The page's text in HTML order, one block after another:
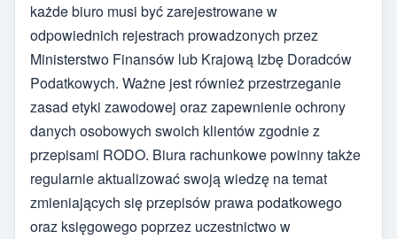
każde biuro musi być zarejestrowane w
odpowiednich rejestrach prowadzonych przez
Ministerstwo Finansów lub Krajową Izbę Doradców
Podatkowych. Ważne jest również przestrzeganie
zasad etyki zawodowej oraz zapewnienie ochrony
danych osobowych swoich klientów zgodnie z
przepisami RODO. Biura rachunkowe powinny także
regularnie aktualizować swoją wiedzę na temat
zmieniających się przepisów prawa podatkowego
oraz księgowego poprzez uczestnictwo w